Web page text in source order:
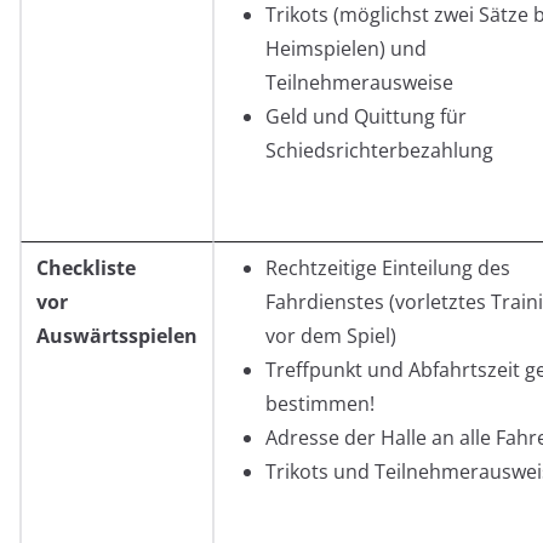
Trikots (möglichst zwei Sätze
Heimspielen) und
Teilnehmerausweise
Geld und Quittung für
Schiedsrichterbezahlung
Checkliste
vor
Auswärtsspielen
Rechtzeitige Einteilung des
Fahrdienstes (vorletztes
vor dem Spiel)
Treffpunkt und Abfahrtszeit
bestimmen!
Adresse der Halle an alle
Trikots und